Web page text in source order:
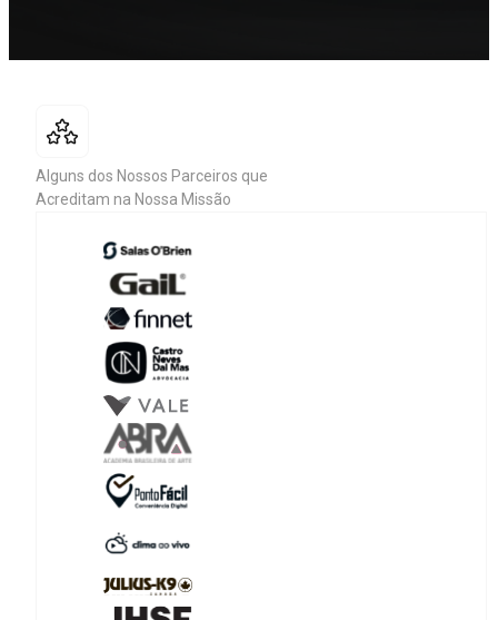
Alguns dos Nossos Parceiros que
Acreditam na Nossa Missão